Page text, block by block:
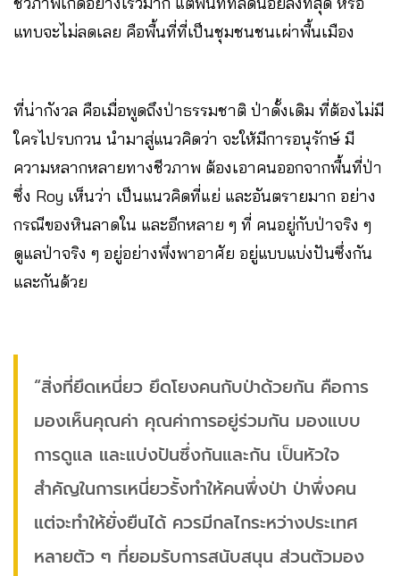
แทบจะไม่ลดเลย คือพื้นที่ที่เป็นชุมชนชนเผ่าพื้นเมือง
ที่น่ากังวล คือเมื่อพูดถึงป่าธรรมชาติ ป่าดั้งเดิม ที่ต้องไม่มี
ใครไปรบกวน นำมาสู่แนวคิดว่า จะให้มีการอนุรักษ์ มี
ความหลากหลายทางชีวภาพ ต้องเอาคนออกจากพื้นที่ป่า
ซึ่ง Roy เห็นว่า เป็นแนวคิดที่แย่ และอันตรายมาก อย่าง
กรณีของหินลาดใน และอีกหลาย ๆ ที่ คนอยู่กับป่าจริง ๆ
ดูแลป่าจริง ๆ อยู่อย่างพึ่งพาอาศัย อยู่แบบแบ่งปันซึ่งกัน
และกันด้วย
“สิ่งที่ยึดเหนี่ยว ยึดโยงคนกับป่าด้วยกัน คือการ
มองเห็นคุณค่า คุณค่าการอยู่ร่วมกัน มองแบบ
การดูแล และแบ่งปันซึ่งกันและกัน เป็นหัวใจ
สำคัญในการเหนี่ยวรั้งทำให้คนพึ่งป่า ป่าพึ่งคน
แต่จะทำให้ยั่งยืนได้ ควรมีกลไกระหว่างประเทศ
หลายตัว ๆ ที่ยอมรับการสนับสนุน ส่วนตัวมอง